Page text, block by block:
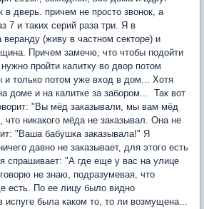
в дверь. причем не просто звонок, а
7 и таких серий раза три. Я в
(живу в частном секторе) и
Причем замечю, что чтобы подойти
пройти калитку во двор потом
и только потом уже вход в дом... Хотя
доме и на калитке за забором... Так вот
"Вы мёд заказывали, мы вам мёд
никакого мёда не заказывал. Она не
"Ваша бабушка заказывала!" Я
давно не заказывает, для этого есть
"А где еще у вас на улице
не знаю, подразумевая, что
есть. По ее лицу было видно
испуге была каком то, то ли возмущена...